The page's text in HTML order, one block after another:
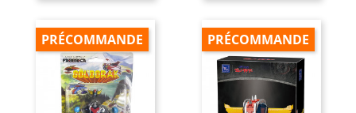
PRÉCOMMANDE PRÉCOMMANDE